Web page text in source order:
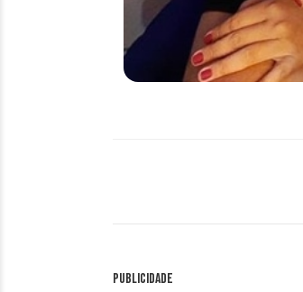
Publicidade